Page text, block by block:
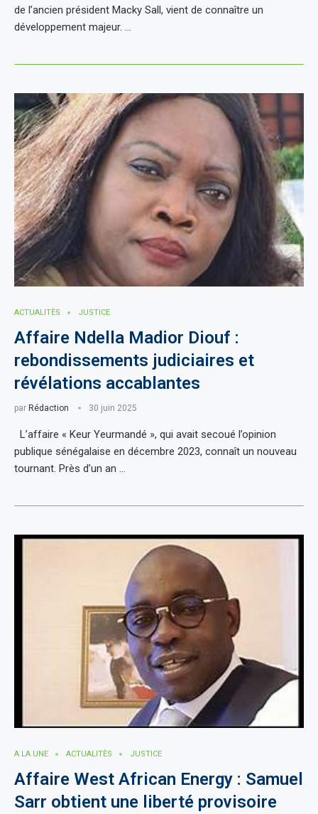
de l’ancien président Macky Sall, vient de connaître un
développement majeur. …
ACTUALITÈS JUSTICE
Affaire Ndella Madior Diouf :
rebondissements judiciaires et
révélations accablantes
par Rédaction 30 juin 2025
L’affaire « Keur Yeurmandé », qui avait secoué l’opinion
publique sénégalaise en décembre 2023, connaît un nouveau
tournant. Près d’un an …
A LA UNE ACTUALITÈS JUSTICE
Affaire West African Energy : Samuel
Sarr obtient une liberté provisoire